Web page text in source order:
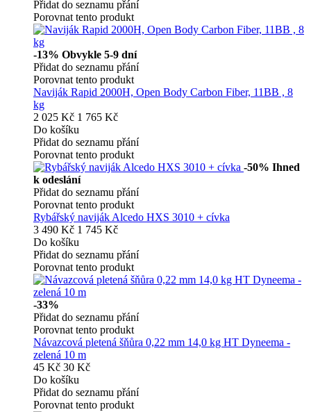
Přidat do seznamu přání
Porovnat tento produkt
-13% Obvykle 5-9 dní
Přidat do seznamu přání
Porovnat tento produkt
Naviják Rapid 2000H, Open Body Carbon Fiber, 11BB , 8
kg
2 025 Kč 1 765 Kč
Do košíku
Přidat do seznamu přání
Porovnat tento produkt
-50% Ihned
k odeslání
Přidat do seznamu přání
Porovnat tento produkt
Rybářský naviják Alcedo HXS 3010 + cívka
3 490 Kč 1 745 Kč
Do košíku
Přidat do seznamu přání
Porovnat tento produkt
-33%
Přidat do seznamu přání
Porovnat tento produkt
Návazcová pletená šňůra 0,22 mm 14,0 kg HT Dyneema -
zelená 10 m
45 Kč 30 Kč
Do košíku
Přidat do seznamu přání
Porovnat tento produkt